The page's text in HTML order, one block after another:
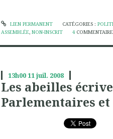
LIEN PERMANENT CATÉGORIES :
ASSEMBLÉE, NON-INSCRIT 4
13h0011juil. 2008
Les abeilles
Parlementaires